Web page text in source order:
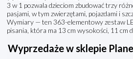
3 w 1 pozwala dzieciom zbudować trzy
pasjami, w tym zwierzętami, pojazdami i
Wymiary — ten 363-elementowy zestaw
pisania, która ma 13 cm wysokości, 11 cm
Wyprzedaże w sklepie